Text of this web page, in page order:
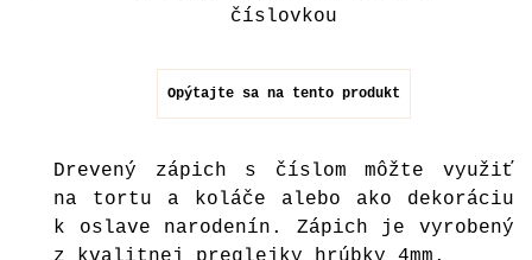
číslovkou
Opýtajte sa na tento produkt
Drevený zápich s číslom môžte využiť
na tortu a koláče alebo ako dekoráciu
k oslave narodenín. Zápich je vyrobený